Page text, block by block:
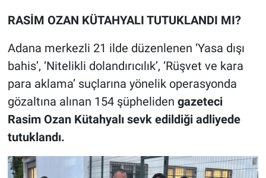
RASİM OZAN KÜTAHYALI TUTUKLANDI MI?
Adana merkezli 21 ilde düzenlenen ‘Yasa dışı
bahis’, ‘Nitelikli dolandırıcılık’, ‘Rüşvet ve kara
para aklama’ suçlarına yönelik operasyonda
gözaltına alınan 154 şüpheliden gazeteci
Rasim Ozan Kütahyalı sevk edildiği adliyede
tutuklandı.